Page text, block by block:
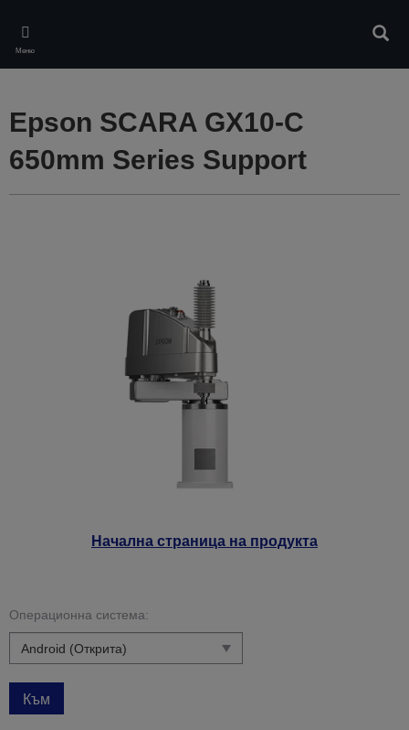
main
content
Меню
Начална страница на продукта
Epson SCARA GX10-C
650mm Series Support
Операционна система:
Към